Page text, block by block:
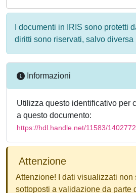
I documenti in IRIS sono protetti
diritti sono riservati, salvo diversa
Informazioni
Utilizza questo identificativo per
a questo documento:
https://hdl.handle.net/11583/1402772
Attenzione
Attenzione! I dati visualizzati non
sottoposti a validazione da parte